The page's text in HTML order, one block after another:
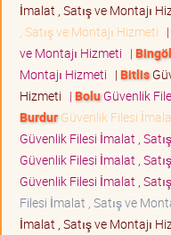
İmalat , Satış ve Montajı
, Satış ve Montajı Hizmeti |
ve Montajı Hizmeti | Bingöl
Montajı Hizmeti | Bitlis
Hizmeti | BoluGüvenlik
BurdurGüvenlik Filesi
Güvenlik Filesi İmalat ,
Güvenlik Filesi İmalat ,
Güvenlik Filesi İmalat ,
Filesi İmalat , Satış ve
İmalat , Satış ve Montajı